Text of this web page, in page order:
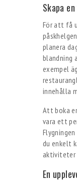
Skapa
För att få
planera
blandning
exempel
innehålla
Att boka
vara ett
du enkelt
aktiviteter
En